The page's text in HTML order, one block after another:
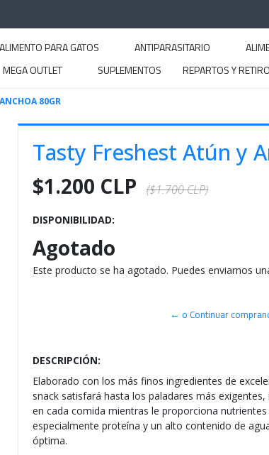
ALIMENTO PARA GATOS ANTIPARASITARIO
MEGA OUTLET SUPLEMENTOS REPARTOS Y
80GR
Tasty Freshest Atún y
$1.200 CLP ($1.700 CLP)
DISPONIBILIDAD:
Agotado
Este producto se ha agotado. Puedes enviarnos
← o Continuar
DESCRIPCIÓN:
Elaborado con los más finos ingredientes de
snack satisfará hasta los paladares más
en cada comida mientras le proporciona nutrientes
especialmente proteína y un alto contenido de
óptima.